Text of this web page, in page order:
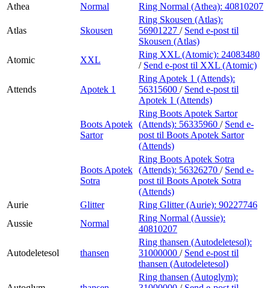
Athea
Normal Ring Normal (Athea): 40810207
Atlas Skousen
Ring Skousen (Atlas):
56901227 / Send e-post til
Skousen (Atlas)
Atomic
XXL
Ring XXL (Atomic): 24083480
/ Send e-post til XXL (Atomic)
Attends Apotek 1
Ring Apotek 1 (Attends):
56315600 / Send e-post til
Apotek 1 (Attends)
Boots Apotek
Sartor
Ring Boots Apotek Sartor
(Attends): 56335960 / Send e-
post til Boots Apotek Sartor
(Attends)
Boots Apotek
Sotra
Ring Boots Apotek Sotra
(Attends): 56326270 / Send e-
post til Boots Apotek Sotra
(Attends)
Aurie
Glitter Ring Glitter (Aurie): 90227746
Aussie
Normal
Ring Normal (Aussie):
40810207
Autodeletesol thansen
Ring thansen (Autodeletesol):
31000000 / Send e-post til
thansen (Autodeletesol)
Ring thansen (Autoglym):